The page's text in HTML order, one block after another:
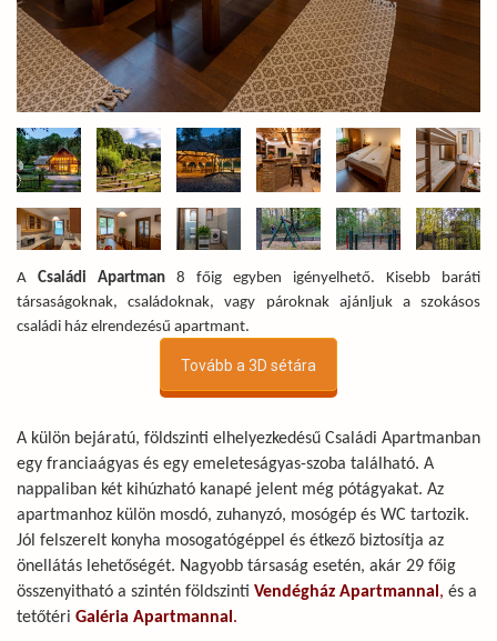
A Családi Apartman 8 főig egyben igényelhető. Kisebb baráti
társaságoknak, családoknak, vagy pároknak ajánljuk a szokásos
családi ház elrendezésű apartmant.
Tovább a 3D sétára
A külön bejáratú, földszinti elhelyezkedésű Családi Apartmanban
egy franciaágyas és egy emeleteságyas-szoba található. A
nappaliban két kihúzható kanapé jelent még pótágyakat. Az
apartmanhoz külön mosdó, zuhanyzó, mosógép és WC tartozik.
Jól felszerelt konyha mosogatógéppel és étkező biztosítja az
önellátás lehetőségét. Nagyobb társaság esetén, akár 29 főig
összenyitható a szintén földszinti Vendégház Apartmannal , és a
tetőtéri Galéria Apartmannal .